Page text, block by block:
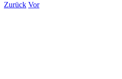
Zurück Vor